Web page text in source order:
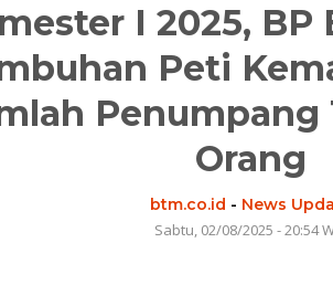
I 2025, BP
Peti
Penumpang
Orang
btm.co.id - News
Sabtu, 02/08/2025 - 20:54